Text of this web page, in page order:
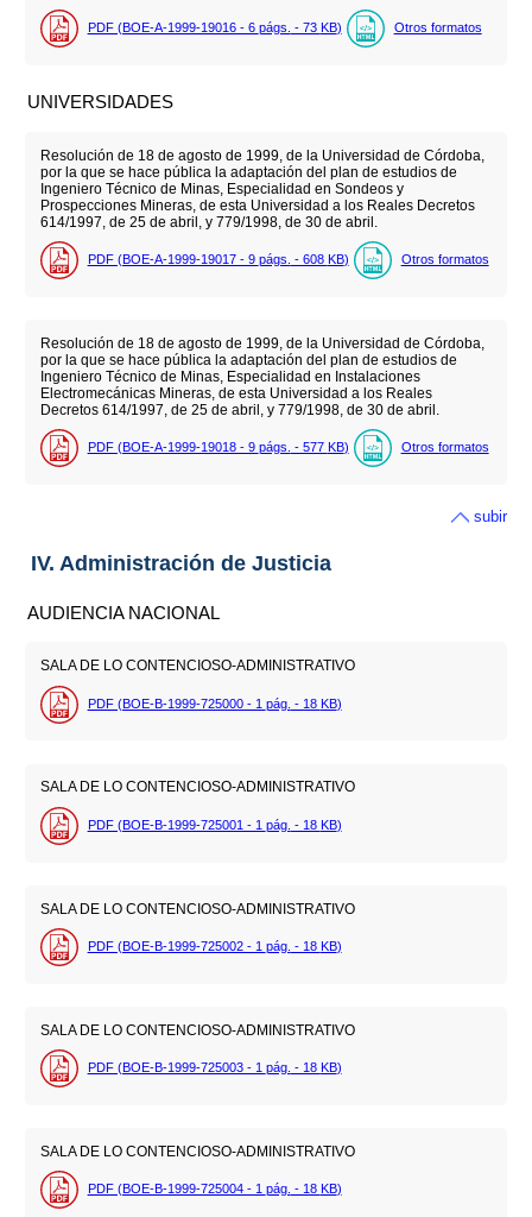
PDF (BOE-A-1999-19016 - 6 págs. - 73 KB) Otros formatos
UNIVERSIDADES
Resolución de 18 de agosto de 1999, de la Universidad de Córdoba,
por la que se hace pública la adaptación del plan de estudios de
Ingeniero Técnico de Minas, Especialidad en Sondeos y
Prospecciones Mineras, de esta Universidad a los Reales Decretos
614/1997, de 25 de abril, y 779/1998, de 30 de abril.
PDF (BOE-A-1999-19017 - 9 págs. - 608 KB) Otros formatos
Resolución de 18 de agosto de 1999, de la Universidad de Córdoba,
por la que se hace pública la adaptación del plan de estudios de
Ingeniero Técnico de Minas, Especialidad en Instalaciones
Electromecánicas Mineras, de esta Universidad a los Reales
Decretos 614/1997, de 25 de abril, y 779/1998, de 30 de abril.
PDF (BOE-A-1999-19018 - 9 págs. - 577 KB) Otros formatos
subir
IV. Administración de Justicia
AUDIENCIA NACIONAL
SALA DE LO CONTENCIOSO-ADMINISTRATIVO
PDF (BOE-B-1999-725000 - 1 pág. - 18 KB)
SALA DE LO CONTENCIOSO-ADMINISTRATIVO
PDF (BOE-B-1999-725001 - 1 pág. - 18 KB)
SALA DE LO CONTENCIOSO-ADMINISTRATIVO
PDF (BOE-B-1999-725002 - 1 pág. - 18 KB)
SALA DE LO CONTENCIOSO-ADMINISTRATIVO
PDF (BOE-B-1999-725003 - 1 pág. - 18 KB)
SALA DE LO CONTENCIOSO-ADMINISTRATIVO
PDF (BOE-B-1999-725004 - 1 pág. - 18 KB)